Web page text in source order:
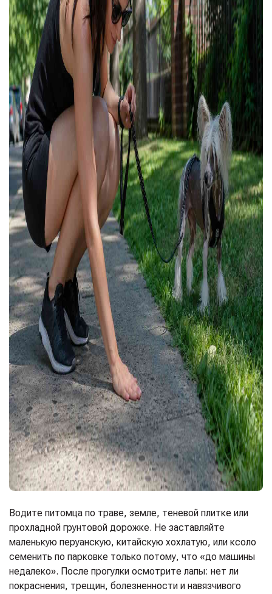
Водите питомца по траве, земле, теневой плитке или
прохладной грунтовой дорожке. Не заставляйте
маленькую перуанскую, китайскую хохлатую, или ксоло
семенить по парковке только потому, что «до машины
недалеко». После прогулки осмотрите лапы: нет ли
покраснения, трещин, болезненности и навязчивого